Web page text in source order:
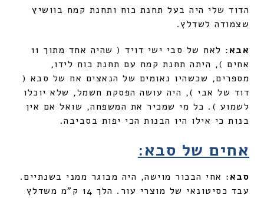
הדוד שלי היה בעל תחנת כוח ותחנת קמח בוושיץ
שצמודה לשדלץ.
אבא
: לאח של סבי ישי דויד ( שהיה אחד מתוך 11
אחים ), היתה תחנת קמח עם תחנת כוח לידו,
מספרים, שכשהיו נאומים של הנאצים אח של סבא (
דוד של אבי ), היה עושה הפסקת חשמל, שלא יוכלו
לשמוע ). כל מי שמכיר את המשפחה, שואל אם אין
בנות כי אילו היו הבנות הכי יפות בסביבה.
אחים של סבא:
סבא: אחי הבכור מוישה, היה מבוגר ממני בשנתיים.
עבד כסיטונאי של מוצרי עור. הלך 14 ק"מ משדלץ